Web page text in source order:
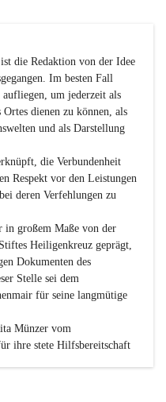
die Redaktion von der Idee
Im besten Fall
um jederzeit als
dienen zu können, als
und als Darstellung
die Verbundenheit
Respekt vor den Leistungen
deren Verfehlungen zu
in großem Maße von der
Heiligenkreuz geprägt,
Dokumenten des
Stelle sei dem
für seine langmütige
Münzer vom
ihre stete Hilfsbereitschaft
dem kleinen